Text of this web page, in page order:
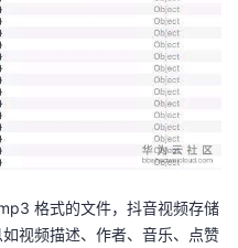
格式的文件，抖音视频存储
视频描述、作者、音乐、点赞